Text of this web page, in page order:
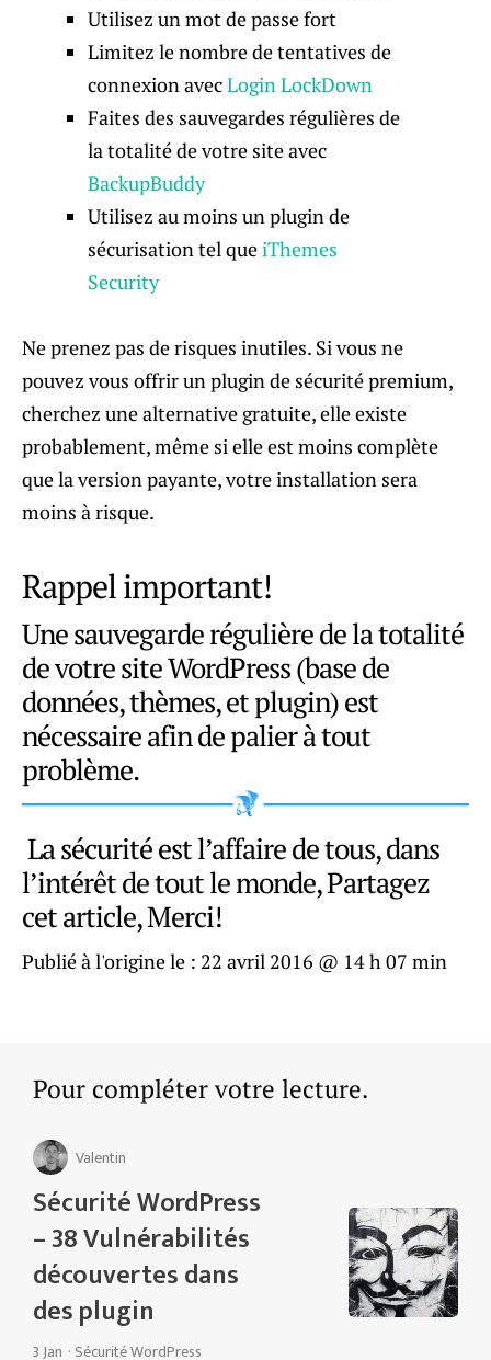
Utilisez un mot de passe fort
Limitez le nombre de tentatives de
connexion avecLogin LockDown
Faites des sauvegardes régulières de
la totalité de votre site avec
BackupBuddy
Utilisez au moins un plugin de
sécurisation tel queiThemes
Security
Ne prenez pas de risques inutiles. Si vous ne
pouvez vous offrir un plugin de sécurité premium,
cherchez une alternative gratuite, elle existe
probablement, même si elle est moins complète
que la version payante, votre installation sera
moins à risque.
Rappel important!
Une sauvegarde régulière de la totalité
de votre site WordPress (base de
données, thèmes, et plugin) est
nécessaire afin de palier à tout
problème.
La sécurité est l’affaire de tous, dans
l’intérêt de tout le monde, Partagez
cet article, Merci!
Publié à l'origine le : 22 avril 2016 @ 14 h 07 min
Pour compléter votre lecture.
Valentin
Sécurité WordPress
– 38 Vulnérabilités
découvertes dans
des plugin
3 Jan · Sécurité WordPress